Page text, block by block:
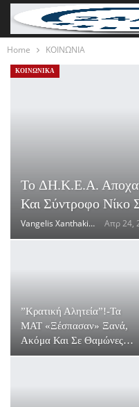
Home ΚΟΙΝΩΝΙΑ
ΚΟΙΝΩΝΙΚΑ
To ΔΗ.Κ.Ε.Α.
Και Σύντροφο Νίκο
Vangelis Xanthakis Απρ 24,
”Κρατική Αλητεία”!-Τα
ΜΑΤ «ξέσπασαν» Ξανά,
Ακόμα Και Σε Θαμώνες…